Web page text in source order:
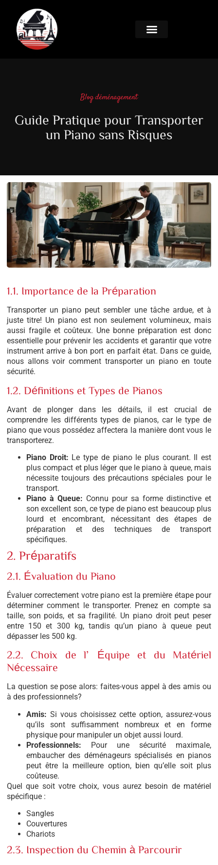
Blog déménagement
Guide Pratique pour Transporter
un Piano sans Risques
1.1. Importance de la Préparation
Transporter un piano peut sembler une tâche ardue, et à
juste titre! Un piano est non seulement volumineux, mais
aussi fragile et coûteux. Une bonne préparation est donc
essentielle pour prévenir les accidents et garantir que votre
instrument arrive à bon port en parfait état. Dans ce guide,
nous allons voir comment transporter un piano en toute
sécurité.
1.2. Définitions et Types de Pianos
Avant de plonger dans les détails, il est crucial de
comprendre les différents types de pianos, car le type de
piano que vous possédez affectera la manière dont vous le
transporterez.
Piano Droit: Le type de piano le plus courant. Il est
plus compact et plus léger que le piano à queue, mais
nécessite toujours des précautions spéciales pour le
transport.
Piano à Queue: Connu pour sa forme distinctive et
son excellent son, ce type de piano est beaucoup plus
lourd et encombrant, nécessitant des étapes de
préparation et des techniques de transport
spécifiques.
2. Préparatifs
2.1. Évaluation du Piano
Évaluer correctement votre piano est la première étape pour
déterminer comment le transporter. Prenez en compte sa
taille, son poids, et sa fragilité. Un piano droit peut peser
entre 150 et 300 kg, tandis qu’un piano à queue peut
dépasser les 500 kg.
2.2. Choix de l’Équipe et du Matériel
Nécessaire
La question se pose alors: faites-vous appel à des amis ou
à des professionnels?
Amis: Si vous choisissez cette option, assurez-vous
qu’ils sont suffisamment nombreux et en forme
physique pour manipuler un objet aussi lourd.
Professionnels: Pour une sécurité maximale,
embaucher des déménageurs spécialisés en pianos
peut être la meilleure option, bien qu’elle soit plus
coûteuse.
Quel que soit votre choix, vous aurez besoin de matériel
spécifique :
Sangles
Couvertures
Chariots
2.3. Inspection du Chemin à Parcourir